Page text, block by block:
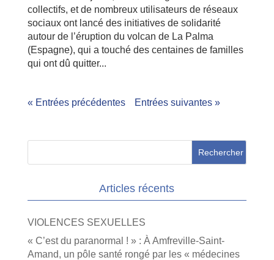
collectifs, et de nombreux utilisateurs de réseaux
sociaux ont lancé des initiatives de solidarité
autour de l’éruption du volcan de La Palma
(Espagne), qui a touché des centaines de familles
qui ont dû quitter...
« Entrées précédentes Entrées suivantes »
Articles récents
VIOLENCES SEXUELLES
« C’est du paranormal ! » : À Amfreville-Saint-
Amand, un pôle santé rongé par les « médecines